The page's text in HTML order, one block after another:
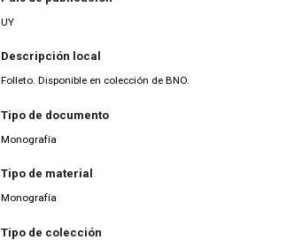
UY
Descripción local
Folleto. Disponible en colección de BNO.
Tipo de documento
Monografía
Tipo de material
Monografía
Tipo de colección